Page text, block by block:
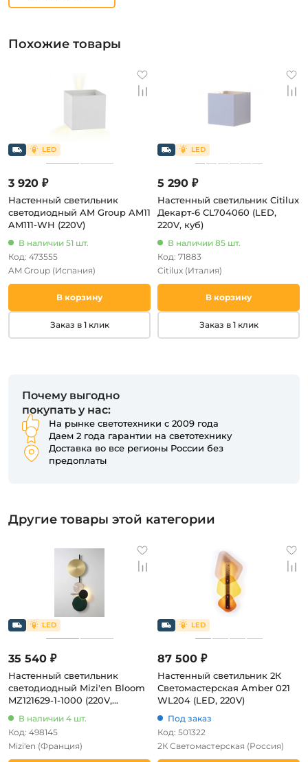
Похожие товары
3 920 ₽
Настенный светильник
светодиодный AM Group AM11
AM111-WH (220V)
В наличии 51 шт.
Код: 473555
AM Group (Испания)
В корзину
Заказ в 1 клик
5 290 ₽
Настенный светильник Citilux
Декарт-6 CL704060 (LED,
220V, куб)
В наличии 85 шт.
Код: 71883
Citilux (Италия)
В корзину
Заказ в 1 клик
Почему выгодно
покупать у нас:
На рынке светотехники с 2009 года
Даем 2 года гарантии на светотехнику
Доставка во все регионы России без
предоплаты
Другие товары этой категории
35 540 ₽
Настенный светильник
светодиодный Mizi'en Bloom
MZ121629-1-1000 (220V,
В наличии 4 шт.
Код: 498145
Mizi'en (Франция)
87 500 ₽
Настенный светильник 2К
Светомастерская Amber 021
WL204 (LED, 220V)
Под заказ
Код: 501322
2К Светомастерская (Россия)